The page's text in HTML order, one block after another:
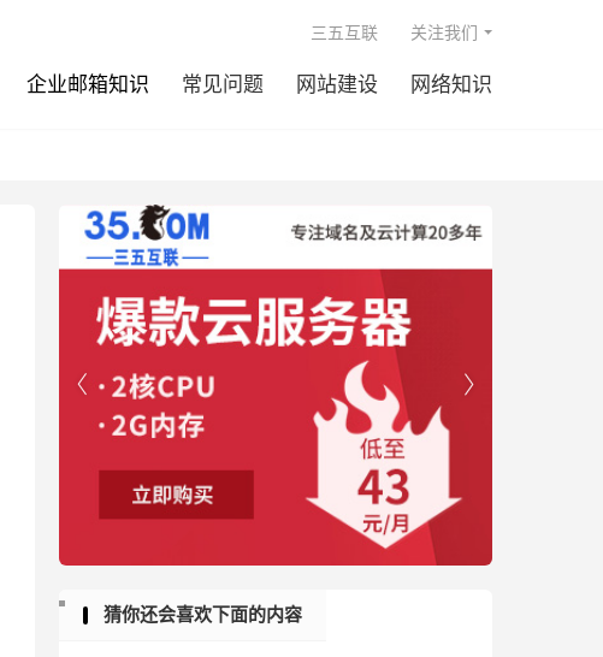
企业邮箱知识 常见问题 网站建设 网络知识
三五互联 关注我们


猜你还会喜欢下面的内容